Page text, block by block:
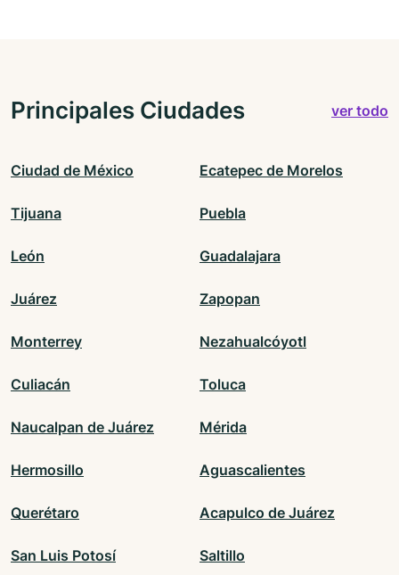
Principales Ciudades ver todo
Ciudad de México Ecatepec de Morelos
Tijuana Puebla
León Guadalajara
Juárez Zapopan
Monterrey Nezahualcóyotl
Culiacán Toluca
Naucalpan de Juárez Mérida
Hermosillo Aguascalientes
Querétaro Acapulco de Juárez
San Luis Potosí Saltillo